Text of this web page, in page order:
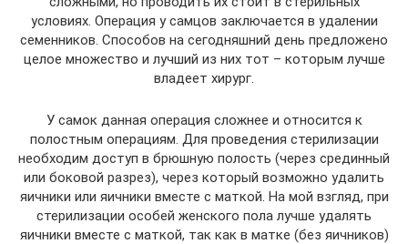
условиях. Операция у самцов заключается в удалении
семенников. Способов на сегодняшний день предложено
целое множество и лучший из них тот – которым лучше
владеет хирург.
У самок данная операция сложнее и относится к
полостным операциям. Для проведения стерилизации
необходим доступ в брюшную полость (через срединный
или боковой разрез), через который возможно удалить
яичники или яичники вместе с маткой. На мой взгляд, при
стерилизации особей женского пола лучше удалять
яичники вместе с маткой, так как в матке (без яичников)